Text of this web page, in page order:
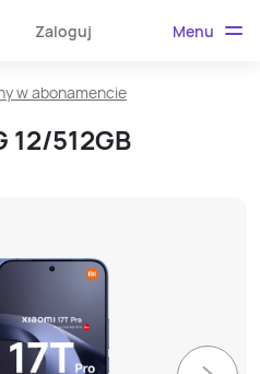
Zaloguj Menu
w abonamencie
12/512GB